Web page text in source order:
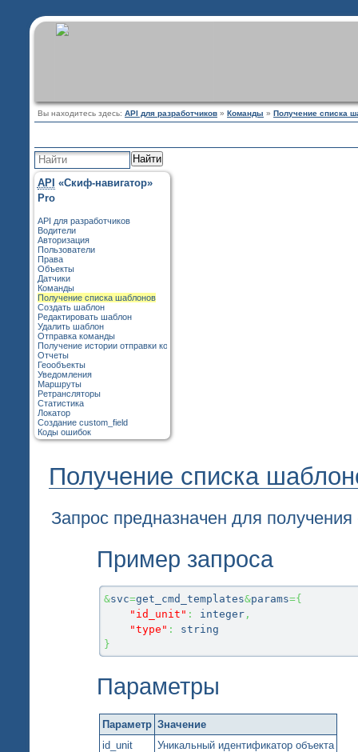
Вы находитесь здесь:API для разработчиков »Команды »Получение списка
Найти
API «Скиф-навигатор»
Pro
API для разработчиков
Водители
Авторизация
Пользователи
Права
Объекты
Датчики
Команды
Получение списка шаблонов
Создать шаблон
Редактировать шаблон
Удалить шаблон
Отправка команды
Получение истории отправки команд
Отчеты
Геообъекты
Уведомления
Маршруты
Ретрансляторы
Статистика
Локатор
Создание custom_field
Коды ошибок
Получение списка
Запрос предназначен для
Пример запроса
&svc=get_cmd_templates&params={
"id_unit" : integer ,
"type" :
}
Параметры
Параметр Значение
id_unit
Уникальный идентификатор объекта